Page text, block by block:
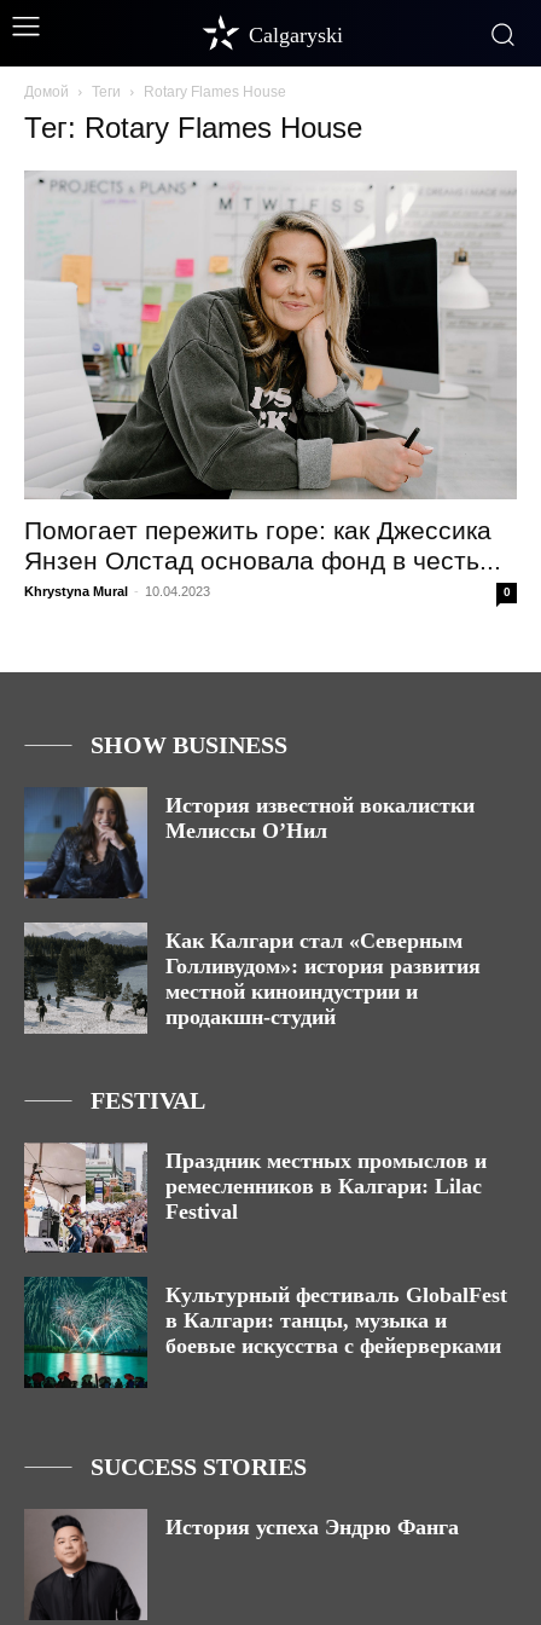
Calgaryski
Домой Теги Rotary Flames House
Тег: Rotary Flames House
Помогает пережить горе: как Джессика
Янзен Олстад основала фонд в честь...
Khrystyna Mural - 10.04.2023 0
SHOW BUSINESS
История известной вокалистки
Мелиссы О’Нил
Как Калгари стал «Северным
Голливудом»: история развития
местной киноиндустрии и
продакшн-студий
FESTIVAL
Праздник местных промыслов и
ремесленников в Калгари: Lilac
Festival
Культурный фестиваль GlobalFest
в Калгари: танцы, музыка и
боевые искусства с фейерверками
SUCCESS STORIES
История успеха Эндрю Фанга